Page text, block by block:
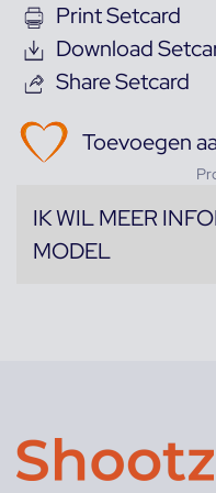
Print Setcard
Download
Share Setcard
Toevoegen
IK WIL MEER
MODEL